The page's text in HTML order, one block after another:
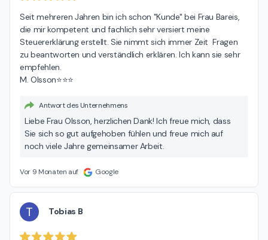
Seit mehreren Jahren bin ich schon "Kunde" bei Frau Bareis,
die mir kompetent und fachlich sehr versiert meine
Steuererklärung erstellt. Sie nimmt sich immer Zeit  Fragen
zu beantworten und verständlich erklären. Ich kann sie sehr
empfehlen.
M. Olsson⭐️⭐️⭐️
Antwort des Unternehmens
Liebe Frau Olsson, herzlichen Dank! Ich freue mich, dass
Sie sich so gut aufgehoben fühlen und freue mich auf
noch viele Jahre gemeinsamer Arbeit.
Vor 9 Monaten auf Google
T Tobias B